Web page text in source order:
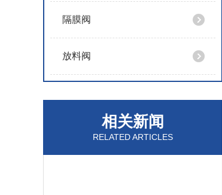
隔膜阀
放料阀
相关新闻
RELATED ARTICLES